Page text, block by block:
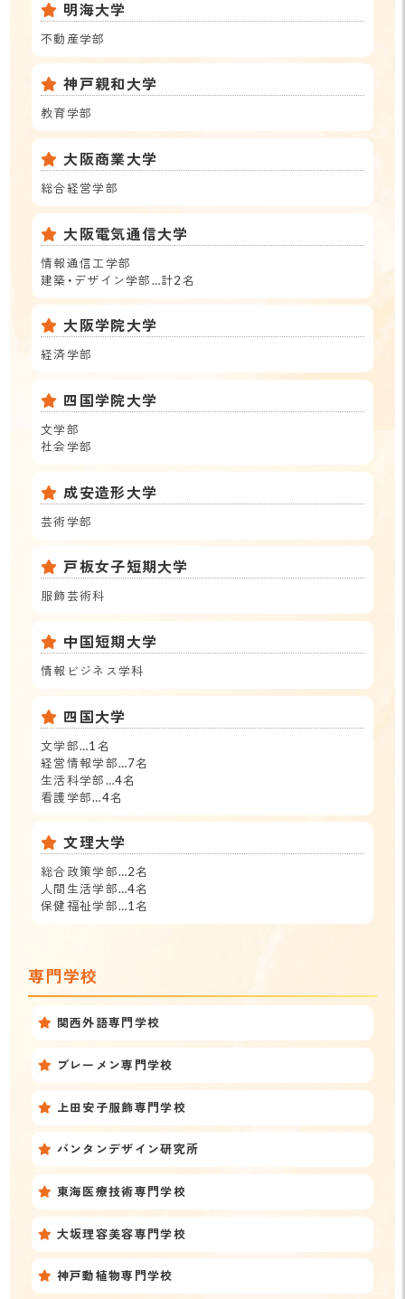
明海大学
不動産学部
神戸親和大学
教育学部
大阪商業大学
総合経営学部
大阪電気通信大学
情報通信工学部
建築・デザイン学部…計2名
大阪学院大学
経済学部
四国学院大学
文学部
社会学部
成安造形大学
芸術学部
戸板女子短期大学
服飾芸術科
中国短期大学
情報ビジネス学科
四国大学
文学部…1名
経営情報学部…7名
生活科学部…4名
看護学部…4名
文理大学
総合政策学部…2名
人間生活学部…4名
保健福祉学部…1名
専門学校
関西外語専門学校
ブレーメン専門学校
上田安子服飾専門学校
バンタンデザイン研究所
東海医療技術専門学校
大坂理容美容専門学校
神戸動植物専門学校